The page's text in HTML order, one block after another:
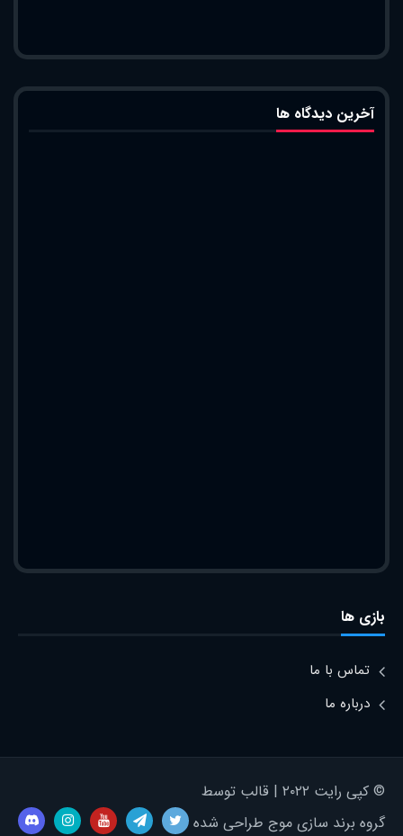
آخرین دیدگاه ها
بازی ها
تماس با ما
درباره ما
© کپی رایت ۲۰۲۲ | قالب توسط
گروه برند سازی موج طراحی شده